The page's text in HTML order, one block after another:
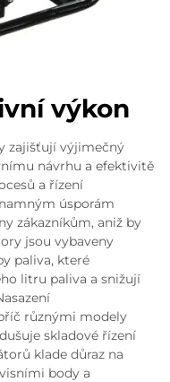
výkon
zajišťují výjimečný
návrhu a efektivitě
a řízení
úsporám
zákazníkům, aniž by
jsou vybaveny
paliva, které
litru paliva a snižují
různými modely
skladové řízení
klade důraz na
body a